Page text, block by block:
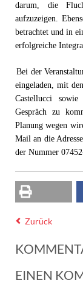
darum, die
aufzuzeigen.
betrachtet und in
erfolgreiche
Bei der
eingeladen, mit
Castellucci
Gespräch zu
Planung wegen
Mail an die
der Nummer
Zurück
EINEN